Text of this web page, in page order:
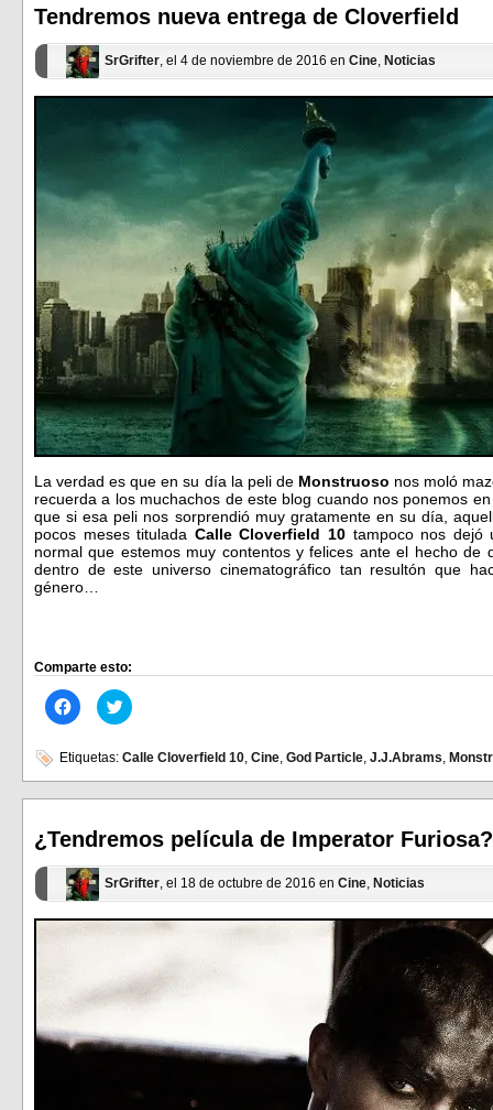
ventana
nueva)
ventana
nueva)
Tendremos nueva entrega de Cloverfield
SrGrifter, el 4 de noviembre de 2016 en Cine, Noticias
La verdad es que en su día la peli de Monstruoso nos moló
recuerda a los muchachos de este blog cuando nos ponemos
que si esa peli nos sorprendió muy gratamente en su día,
pocos meses titulada Calle Cloverfield 10tampoco nos dejó
normal que estemos muy contentos y felices ante el hecho de
dentro de este universo cinematográfico tan resultón que
género…
Comparte esto:
Haz
clic
en
Facebook
(Se
abre
ventana
nueva)
Haz
clic
en
(Se
abre
ventana
nueva)
Etiquetas: Calle Cloverfield 10, Cine, God Particle, J.J.Abrams,
¿Tendremos película de Imperator Furiosa?
SrGrifter, el 18 de octubre de 2016 en Cine, Noticias